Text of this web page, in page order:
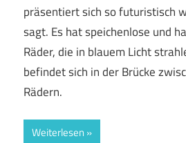
präsentiert sich so futuristisch
sagt. Es hat speichenlose und
Räder, die in blauem Licht
befindet sich in der Brücke
Rädern.
Weiterlesen